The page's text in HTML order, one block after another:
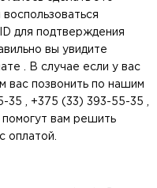
для подтверждения
вы увидите
. В случае если у вас
вас позвонить по нашим
, +375 (33) 393-55-35 ,
вам решить
оплатой.